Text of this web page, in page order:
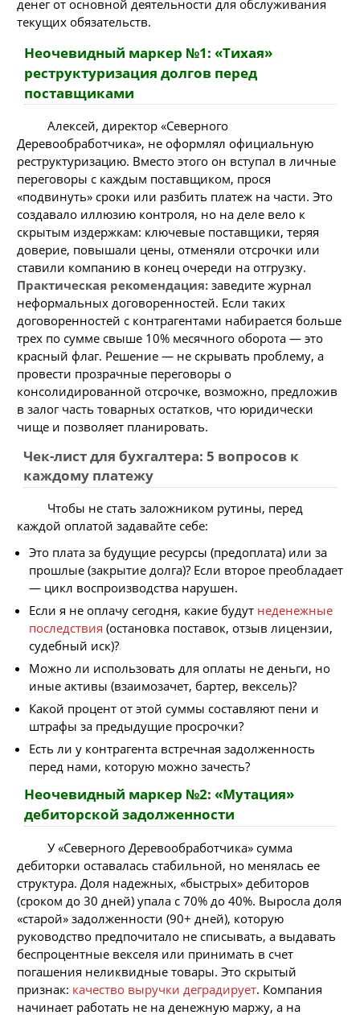
денег от основной деятельности для обслуживания
текущих обязательств.
Неочевидный маркер №1: «Тихая»
реструктуризация долгов перед
поставщиками
Алексей, директор «Северного
Деревообработчика», не оформлял официальную
реструктуризацию. Вместо этого он вступал в личные
переговоры с каждым поставщиком, прося
«подвинуть» сроки или разбить платеж на части. Это
создавало иллюзию контроля, но на деле вело к
скрытым издержкам: ключевые поставщики, теряя
доверие, повышали цены, отменяли отсрочки или
ставили компанию в конец очереди на отгрузку.
Практическая рекомендация: заведите журнал
неформальных договоренностей. Если таких
договоренностей с контрагентами набирается больше
трех по сумме свыше 10% месячного оборота — это
красный флаг. Решение — не скрывать проблему, а
провести прозрачные переговоры о
консолидированной отсрочке, возможно, предложив
в залог часть товарных остатков, что юридически
чище и позволяет планировать.
Чек-лист для бухгалтера: 5 вопросов к
каждому платежу
Чтобы не стать заложником рутины, перед
каждой оплатой задавайте себе:
Это плата за будущие ресурсы (предоплата) или за
прошлые (закрытие долга)? Если второе преобладает
— цикл воспроизводства нарушен.
Если я не оплачу сегодня, какие будут неденежные
последствия (остановка поставок, отзыв лицензии,
судебный иск)?
Можно ли использовать для оплаты не деньги, но
иные активы (взаимозачет, бартер, вексель)?
Какой процент от этой суммы составляют пени и
штрафы за предыдущие просрочки?
Есть ли у контрагента встречная задолженность
перед нами, которую можно зачесть?
Неочевидный маркер №2: «Мутация»
дебиторской задолженности
У «Северного Деревообработчика» сумма
дебиторки оставалась стабильной, но менялась ее
структура. Доля надежных, «быстрых» дебиторов
(сроком до 30 дней) упала с 70% до 40%. Выросла доля
«старой» задолженности (90+ дней), которую
руководство предпочитало не списывать, а выдавать
беспроцентные векселя или принимать в счет
погашения неликвидные товары. Это скрытый
признак: качество выручки деградирует. Компания
начинает работать не на денежную маржу, а на